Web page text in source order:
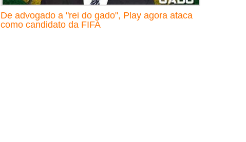
De advogado a "rei do gado", Play agora ataca
como candidato da FIFA